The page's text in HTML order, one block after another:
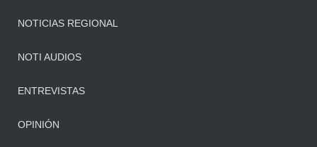
NOTICIAS REGIONAL
NOTI AUDIOS
ENTREVISTAS
OPINIÓN